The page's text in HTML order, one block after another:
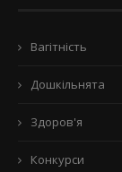
Вагітність
Дошкільнята
Здоров'я
Конкурси